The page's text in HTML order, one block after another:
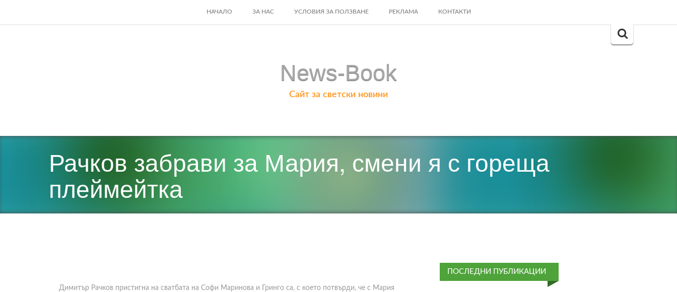
SKIP
НАЧАЛО ЗА НАС УСЛОВИЯ ЗА ПОЛЗВАНЕ РЕКЛАМА КОНТАКТИ
Search
News-Book
Сайт за светски новини
Рачков забрави за Мария, смени я с гореща
плеймейтка
Димитър Рачков пристигна на сватбата на Софи Маринова и Гринго са, с което потвърди, че с Мария
ПОСЛЕДНИ ПУБЛИКАЦИИ